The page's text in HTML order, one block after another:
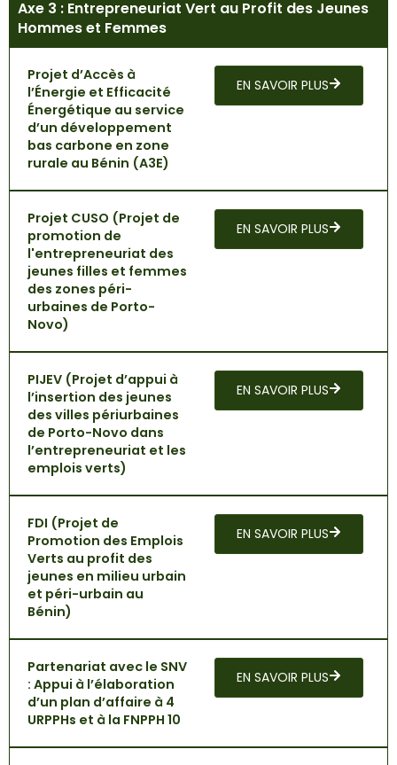
Axe 3 : Entrepreneuriat Vert au Profit des Jeunes
Hommes et Femmes
Projet d’Accès à
l’Énergie et Efficacité
Énergétique au service
d’un développement
bas carbone en zone
rurale au Bénin (A3E)
EN SAVOIR PLUS
Projet CUSO (Projet de
promotion de
l'entrepreneuriat des
jeunes filles et femmes
des zones péri-
urbaines de Porto-
Novo)
EN SAVOIR PLUS
PIJEV (Projet d’appui à
l’insertion des jeunes
des villes périurbaines
de Porto-Novo dans
l’entrepreneuriat et les
emplois verts)
EN SAVOIR PLUS
FDI (Projet de
Promotion des Emplois
Verts au profit des
jeunes en milieu urbain
et péri-urbain au
Bénin)
EN SAVOIR PLUS
Partenariat avec le SNV
: Appui à l’élaboration
d’un plan d’affaire à 4
URPPHs et à la FNPPH 10
EN SAVOIR PLUS